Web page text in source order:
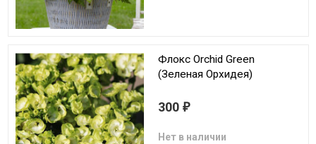
Флокс Orchid Green
(Зеленая Орхидея)
300 ₽
Нет в наличии